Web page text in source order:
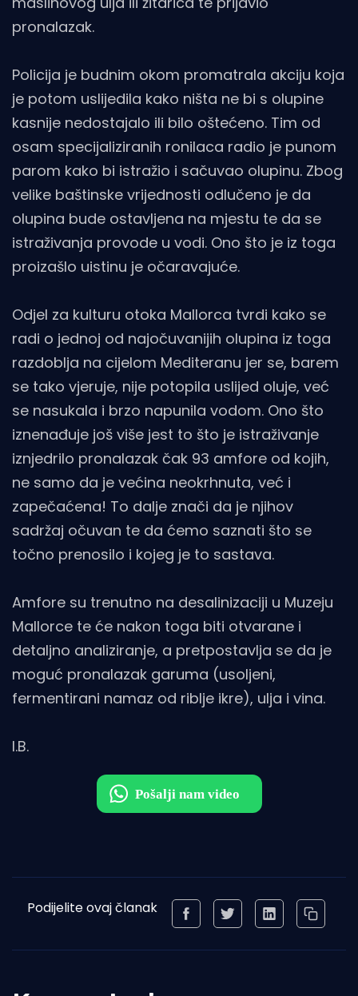
pronalazak.
Policija je budnim okom promatrala akciju koja
je potom uslijedila kako ništa ne bi s olupine
kasnije nedostajalo ili bilo oštećeno. Tim od
osam specijaliziranih ronilaca radio je punom
parom kako bi istražio i sačuvao olupinu. Zbog
velike baštinske vrijednosti odlučeno je da
olupina bude ostavljena na mjestu te da se
istraživanja provode u vodi. Ono što je iz toga
proizašlo uistinu je očaravajuće.
Odjel za kulturu otoka Mallorca tvrdi kako se
radi o jednoj od najočuvanijih olupina iz toga
razdoblja na cijelom Mediteranu jer se, barem
se tako vjeruje, nije potopila uslijed oluje, već
se nasukala i brzo napunila vodom. Ono što
iznenađuje još više jest to što je istraživanje
iznjedrilo pronalazak čak 93 amfore od kojih,
ne samo da je većina neokrhnuta, već i
zapečaćena! To dalje znači da je njihov
sadržaj očuvan te da ćemo saznati što se
točno prenosilo i kojeg je to sastava.
Amfore su trenutno na desalinizaciji u Muzeju
Mallorce te će nakon toga biti otvarane i
detaljno analiziranje, a pretpostavlja se da je
moguć pronalazak garuma (usoljeni,
fermentirani namaz od riblje ikre), ulja i vina.
I.B.
Podijelite ovaj članak